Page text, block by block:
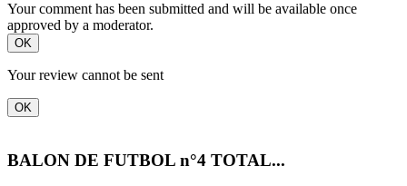
Your comment has been submitted and will be available once
approved by a moderator.
OK
Your review cannot be sent
OK
BALON DE FUTBOL n°4 TOTAL...